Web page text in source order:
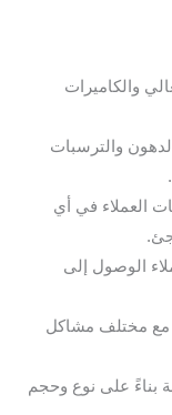
والكاميرات
والترسبات
العملاء في أي
الوصول إلى
مع مختلف مشاكل
بناءً على نوع وحجم